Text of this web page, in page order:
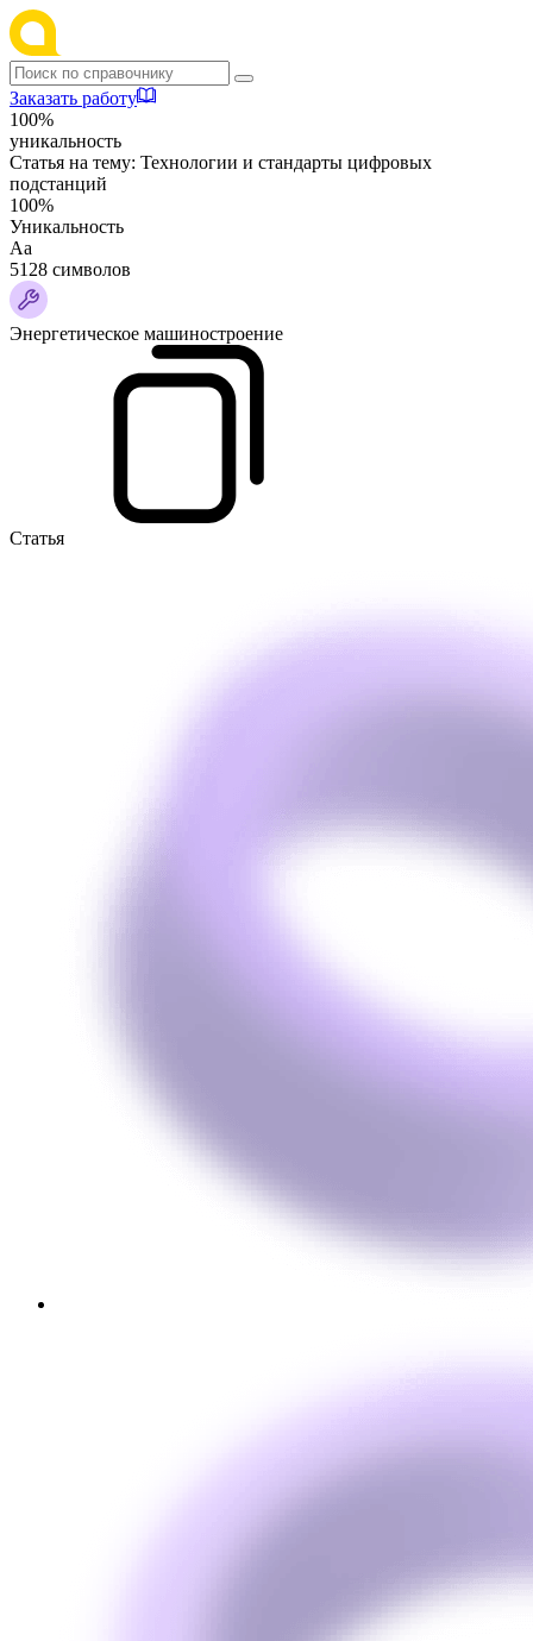
Заказать работу
100%
уникальность
Статья на тему: Технологии и стандарты цифровых
подстанций
100%
Уникальность
Аа
5128 символов
Энергетическое машиностроение
Статья